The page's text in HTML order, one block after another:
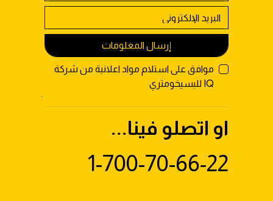
إرسال المعلومات
موافق على استلام مواد اعلانية من شركة
IQ للبسيخومتري
او اتصلو فينا...
1-700-70-66-22